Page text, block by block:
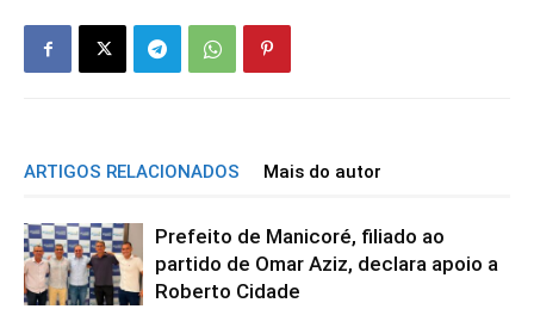
ARTIGOS RELACIONADOS Mais do autor
Prefeito de Manicoré, filiado ao
partido de Omar Aziz, declara apoio a
Roberto Cidade